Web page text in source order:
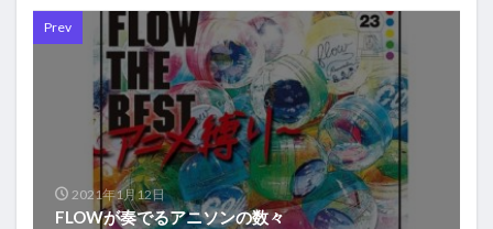
Prev
2021年1月12日
FLOWが奏でるアニソンの数々